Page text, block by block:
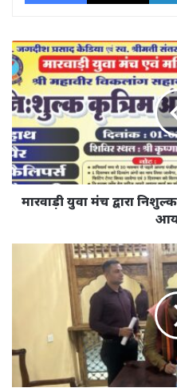
मारवाड़ी
युवा
मंच
द्वारा
निशुल्क
कृत्रिम
अंग
प्रत्यारोपण
शिविर
मारवाड़ी युवा मंच द्वारा
के
लिए
विधायक